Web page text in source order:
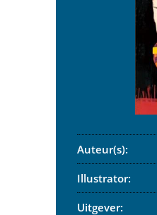
Auteur(s):
Illustrator:
Uitgever: